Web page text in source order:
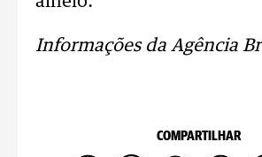
Informações da Agência
COMPARTILHAR